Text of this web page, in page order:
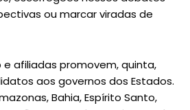
ou marcar viradas de
e afiliadas promovem, quinta,
aos governos dos Estados.
Bahia, Espírito Santo,